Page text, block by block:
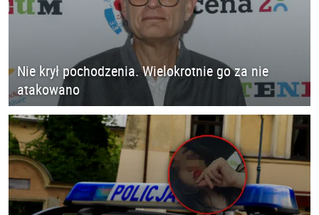
Nie krył pochodzenia. Wielokrotnie go za nie
atakowano